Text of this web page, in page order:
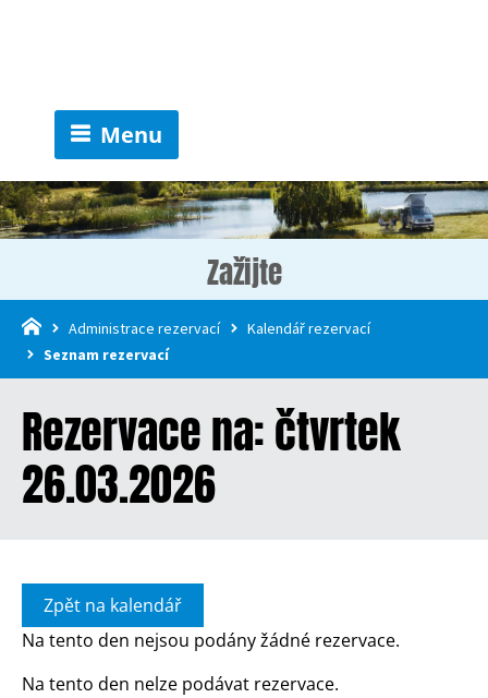
Menu
Zažijte
Administrace rezervací
Kalendář rezervací
Seznam rezervací
Rezervace na: čtvrtek
26.03.2026
Zpět na kalendář
Na tento den nejsou podány žádné rezervace.
Na tento den nelze podávat rezervace.